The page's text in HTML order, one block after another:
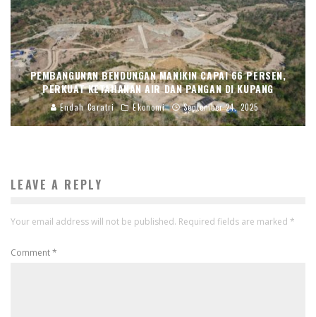
PEMBANGUNAN BENDUNGAN MANIKIN CAPAI 66 PERSEN,
PERKUAT KETAHANAN AIR DAN PANGAN DI KUPANG
Endah Caratri Ekonomi September 24, 2025
LEAVE A REPLY
Your email address will not be published. Required fields are marked *
Comment*